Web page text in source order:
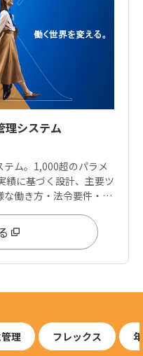
システム
ム。1,000超のパラメ
績に基づく設計、主要ツ
働き方・法令要件・デ
理 フレックス